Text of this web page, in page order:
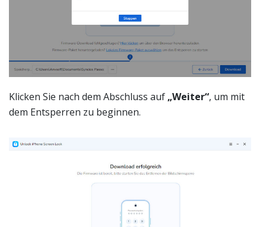
Klicken Sie nach dem Abschluss auf „Weiter“, um mit
dem Entsperren zu beginnen.